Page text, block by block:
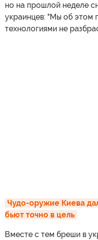
но на прошлой неделе
украинцев: "Мы об этом
технологиями не
Чудо-оружие Киева
бьют точно в цель
Вместе с тем бреши в